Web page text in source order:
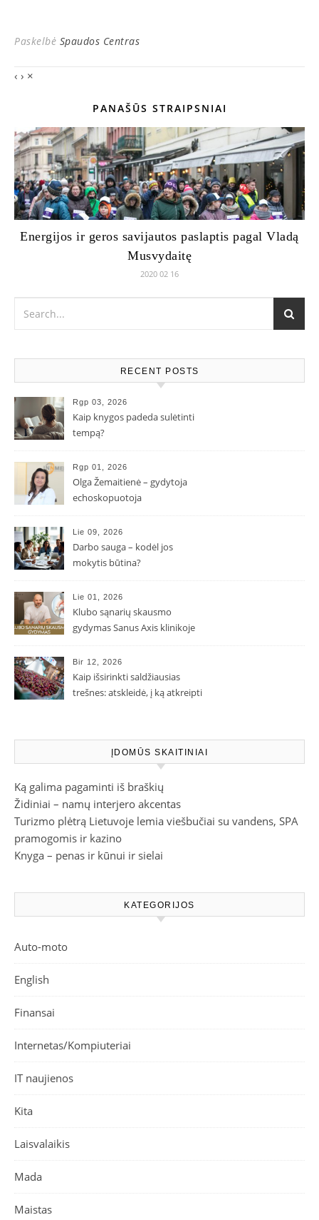
Paskelbė Spaudos Centras
‹ › ×
PANAŠŪS STRAIPSNIAI
Energijos ir geros savijautos paslaptis pagal Vladą
Musvydaitę
2020 02 16
RECENT POSTS
Rgp 03, 2026
Kaip knygos padeda sulėtinti
tempą?
Rgp 01, 2026
Olga Žemaitienė – gydytoja
echoskopuotoja
Lie 09, 2026
Darbo sauga – kodėl jos
mokytis būtina?
Lie 01, 2026
Klubo sąnarių skausmo
gydymas Sanus Axis klinikoje
Bir 12, 2026
Kaip išsirinkti saldžiausias
trešnes: atskleidė, į ką atkreipti
ĮDOMŪS SKAITINIAI
Ką galima pagaminti iš braškių
Židiniai – namų interjero akcentas
Turizmo plėtrą Lietuvoje lemia viešbučiai su vandens, SPA
pramogomis ir kazino
Knyga – penas ir kūnui ir sielai
KATEGORIJOS
Auto-moto
English
Finansai
Internetas/Kompiuteriai
IT naujienos
Kita
Laisvalaikis
Mada
Maistas